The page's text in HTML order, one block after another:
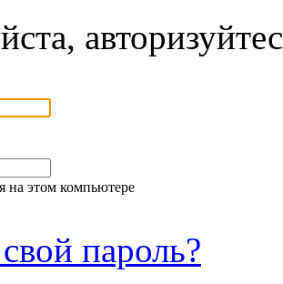
на этом компьютере
пароль?